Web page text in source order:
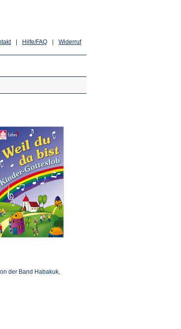
Widerruf
Hilfe/FAQ
der Band Habakuk,